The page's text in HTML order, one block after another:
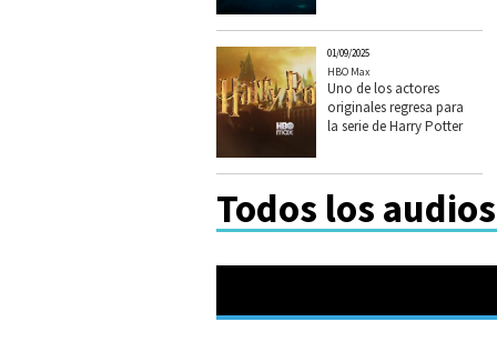
01/09/2025
HBO Max
Uno de los actores
originales regresa para
la serie de Harry Potter
Todos los